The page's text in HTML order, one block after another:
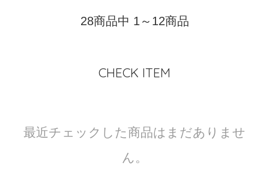
28商品中 1～12商品
CHECK ITEM
最近チェックした商品はまだありませ
ん。